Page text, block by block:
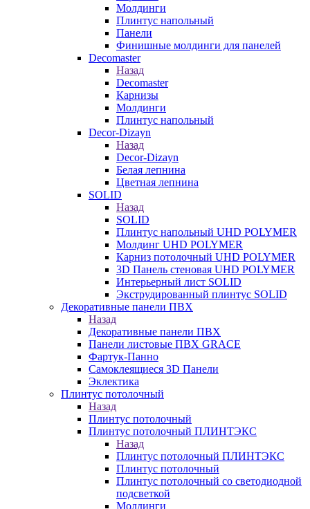
Молдинги
Плинтус напольный
Панели
Финишные молдинги для панелей
Decomaster
Назад
Decomaster
Карнизы
Молдинги
Плинтус напольный
Decor-Dizayn
Назад
Decor-Dizayn
Белая лепнина
Цветная лепнина
SOLID
Назад
SOLID
Плинтус напольный UHD POLYMER
Молдинг UHD POLYMER
Карниз потолочный UHD POLYMER
3D Панель стеновая UHD POLYMER
Интерьерный лист SOLID
Экструдированный плинтус SOLID
Декоративные панели ПВХ
Назад
Декоративные панели ПВХ
Панели листовые ПВХ GRACE
Фартук-Панно
Самоклеящиеся 3D Панели
Эклектика
Плинтус потолочный
Назад
Плинтус потолочный
Плинтус потолочный ПЛИНТЭКС
Назад
Плинтус потолочный ПЛИНТЭКС
Плинтус потолочный
Плинтус потолочный со светодиодной
подсветкой
Молдинги